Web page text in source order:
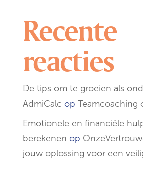
Recente
reacties
De tips om te groeien als
AdmiCalc op Teamcoaching
Emotionele en financiële
berekenen op
jouw oplossing voor een